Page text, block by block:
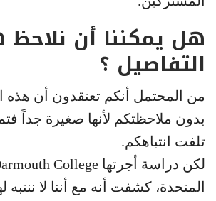
هل يمكننا أن
التفاصيل ؟
من المحتمل أنكم تعتقدون أن هذه
بدون ملاحظتكم لأنها صغيرة جداً
تلفت انتباهكم.
المتحدة، كشفت أنه مع أننا لا ننتبه